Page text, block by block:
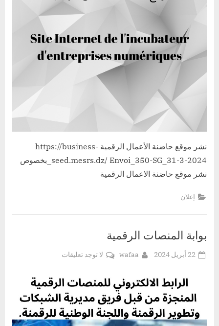
نشر موقع حاضنة الأعمال الرقمية https://business-
seed.mesrs.dz/ Envoi_350-SG_31-3-2024_بخصوص
نشر موقع حاضنة الاعمال الرقمية
إعلان
بوابة المنصات الرقمية
Posted
22 أبريل 2024 By
wafaa لا توجد تعليقاتعلى
المنصات
الرقمية